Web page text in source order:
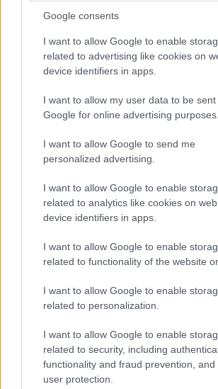
Google consents
I want to allow Google to enable
related to advertising like cookies on
device identifiers in apps.
I want to allow my user data to be sent
Google for online advertising purposes.
I want to allow Google to send me
personalized advertising.
I want to allow Google to enable
related to analytics like cookies on
device identifiers in apps.
I want to allow Google to enable
related to functionality of the website
I want to allow Google to enable
related to personalization.
I want to allow Google to enable
related to security, including
functionality and fraud prevention, and
user protection.
Εντοπίστηκε σορός σε σπηλιά
Αγίους Ισιδώρους στον
ΕΛΛΑΔΑ08·08·2026 05:45
Εορτολόγιο: Ποιος γιορτάζει